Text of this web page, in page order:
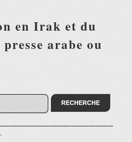
en Irak et du
arabe ou